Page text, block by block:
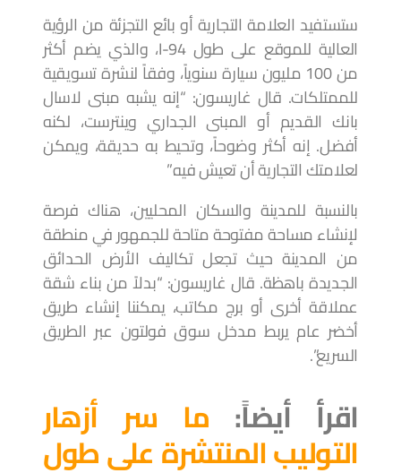
ستستفيد العلامة التجارية أو بائع التجزئة من الرؤية
العالية للموقع على طول I-94، والذي يضم أكثر
من 100 مليون سيارة سنوياً، وفقاً لنشرة تسويقية
للممتلكات. قال غاريسون: “إنه يشبه مبنى لاسال
بانك القديم أو المبنى الجداري وينترست، لكنه
أفضل. إنه أكثر وضوحاً، وتحيط به حديقة، ويمكن
لعلامتك التجارية أن تعيش فيه.”
بالنسبة للمدينة والسكان المحليين، هناك فرصة
لإنشاء مساحة مفتوحة متاحة للجمهور في منطقة
من المدينة حيث تجعل تكاليف الأرض الحدائق
الجديدة باهظة. قال غاريسون: “بدلاً من بناء شقة
عملاقة أخرى أو برج مكاتب، يمكننا إنشاء طريق
أخضر عام يربط مدخل سوق فولتون عبر الطريق
السريع”.
اقرأ أيضاً: ما سر أزهار
التوليب المنتشرة على طول